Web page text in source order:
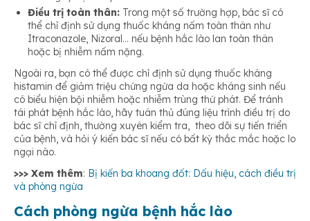
Điều trị toàn thân: Trong một số trường hợp, bác sĩ có
thể chỉ định sử dụng thuốc kháng nấm toàn thân như
Itraconazole, Nizoral… nếu bệnh hắc lào lan toàn thân
hoặc bị nhiễm nấm nặng.
Ngoài ra, bạn có thể được chỉ định sử dụng thuốc kháng
histamin để giảm triệu chứng ngứa da hoặc kháng sinh nếu
có biểu hiện bội nhiễm hoặc nhiễm trùng thứ phát. Để tránh
tái phát bệnh hắc lào, hãy tuân thủ đúng liệu trình điều trị do
bác sĩ chỉ định, thường xuyên kiểm tra, theo dõi sự tiến triển
của bệnh, và hỏi ý kiến bác sĩ nếu có bất kỳ thắc mắc hoặc lo
ngại nào.
>>> Xem thêm: Bị kiến ba khoang đốt: Dấu hiệu, cách điều trị
và phòng ngừa
Cách phòng ngừa bệnh hắc lào